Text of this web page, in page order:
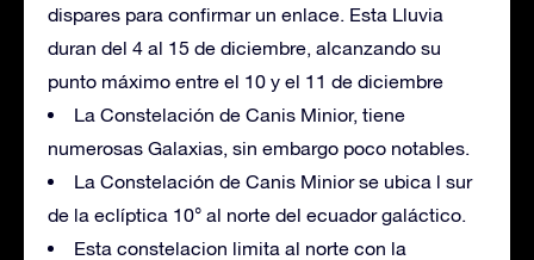
dispares para confirmar un enlace. Esta Lluvia
duran del 4 al 15 de diciembre, alcanzando su
punto máximo entre el 10 y el 11 de diciembre
La Constelación de Canis Minior, tiene
numerosas Galaxias, sin embargo poco notables.
La Constelación de Canis Minior se ubica l sur
de la eclíptica 10° al norte del ecuador galáctico.
Esta constelacion limita al norte con la